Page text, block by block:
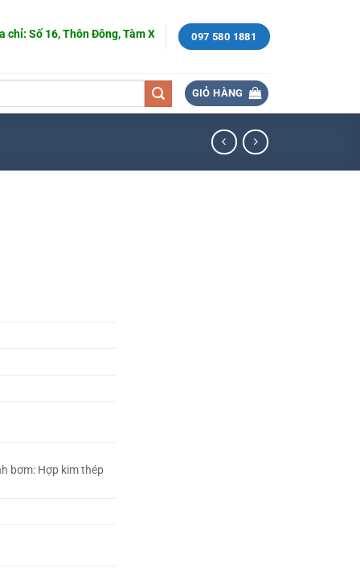
Thôn Đông, Tàm Xá, Đông Anh, Hà Nội.097 580 1881
GIỎ HÀNG
bơm: Hợp kim thép